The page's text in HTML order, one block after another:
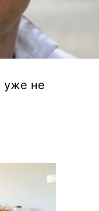
уже не